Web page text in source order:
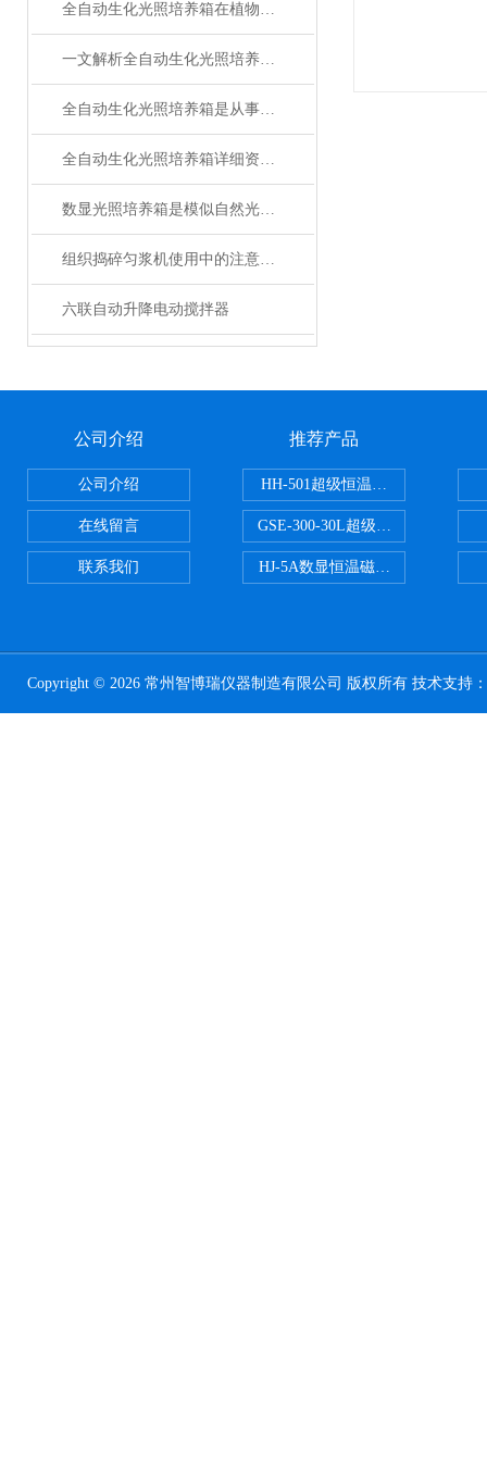
全自动生化光照培养箱在植物生物学研究中的应用
一文解析全自动生化光照培养箱的性能特点
全自动生化光照培养箱是从事科研和生产的理想设备
全自动生化光照培养箱详细资料分析使用教程
数显光照培养箱是模似自然光的恒温设备
组织捣碎匀浆机使用中的注意事项
六联自动升降电动搅拌器
公司介绍
公司介绍
在线留言
联系我们
推荐产品
HH-501超级恒温水浴
GSE-300-30L超级循环恒温油浴锅
HJ-5A数显恒温磁力搅拌器
Copyright © 2026 常州智博瑞仪器制造有限公司 版权所有 技术支持：